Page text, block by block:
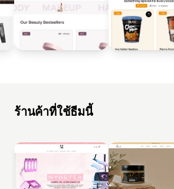
ร้านค้าที่ใช้ธีมนี้